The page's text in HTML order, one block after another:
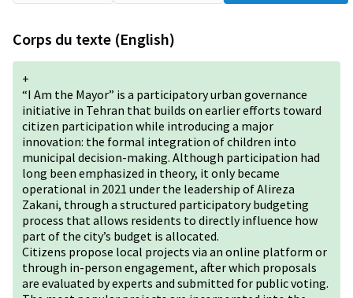
Corps du texte (English)
+
“I Am the Mayor” is a participatory urban governance
initiative in Tehran that builds on earlier efforts toward
citizen participation while introducing a major
innovation: the formal integration of children into
municipal decision-making. Although participation had
long been emphasized in theory, it only became
operational in 2021 under the leadership of Alireza
Zakani, through a structured participatory budgeting
process that allows residents to directly influence how
part of the city’s budget is allocated.
Citizens propose local projects via an online platform or
through in-person engagement, after which proposals
are evaluated by experts and submitted for public voting.